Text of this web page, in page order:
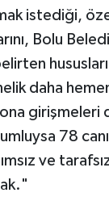
istediği,
Bolu
daha
girişmeleri
78
ve